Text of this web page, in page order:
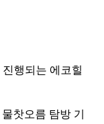
행되는 에코힐
찻오름 탐방 기